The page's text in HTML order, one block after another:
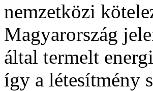
nemzetközi
Magyarország
által termelt
így a létesítmény